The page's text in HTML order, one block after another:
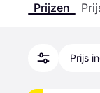
Prijzen
Prijs